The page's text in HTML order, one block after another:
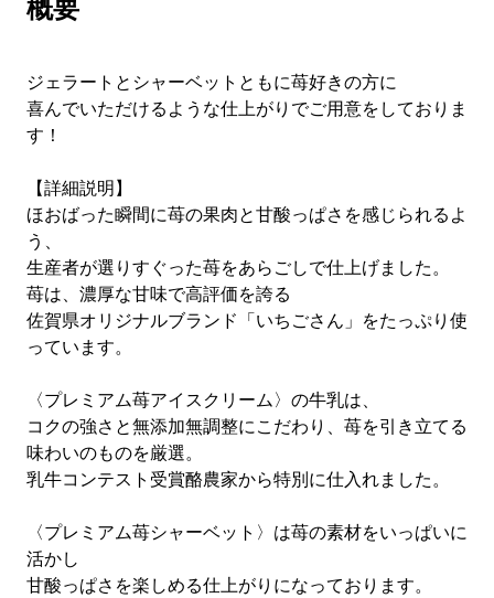
概要
ジェラートとシャーベットともに苺好きの方に
喜んでいただけるような仕上がりでご用意をしておりま
す！
【詳細説明】
ほおばった瞬間に苺の果肉と甘酸っぱさを感じられるよ
う、
生産者が選りすぐった苺をあらごしで仕上げました。
苺は、濃厚な甘味で高評価を誇る
佐賀県オリジナルブランド「いちごさん」をたっぷり使
っています。
〈プレミアム苺アイスクリーム〉の牛乳は、
コクの強さと無添加無調整にこだわり、苺を引き立てる
味わいのものを厳選。
乳牛コンテスト受賞酪農家から特別に仕入れました。
〈プレミアム苺シャーベット〉は苺の素材をいっぱいに
活かし
甘酸っぱさを楽しめる仕上がりになっております。